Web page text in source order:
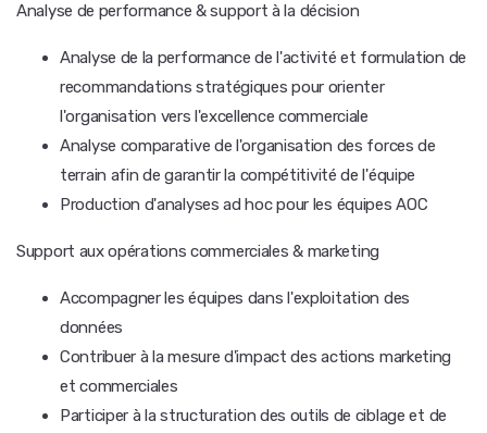
Analyse de performance & support à la décision
Analyse de la performance de l'activité et formulation de
recommandations stratégiques pour orienter
l'organisation vers l'excellence commerciale
Analyse comparative de l'organisation des forces de
terrain afin de garantir la compétitivité de l'équipe
Production d'analyses ad hoc pour les équipes AOC
Support aux opérations commerciales & marketing
Accompagner les équipes dans l'exploitation des
données
Contribuer à la mesure d'impact des actions marketing
et commerciales
Participer à la structuration des outils de ciblage et de